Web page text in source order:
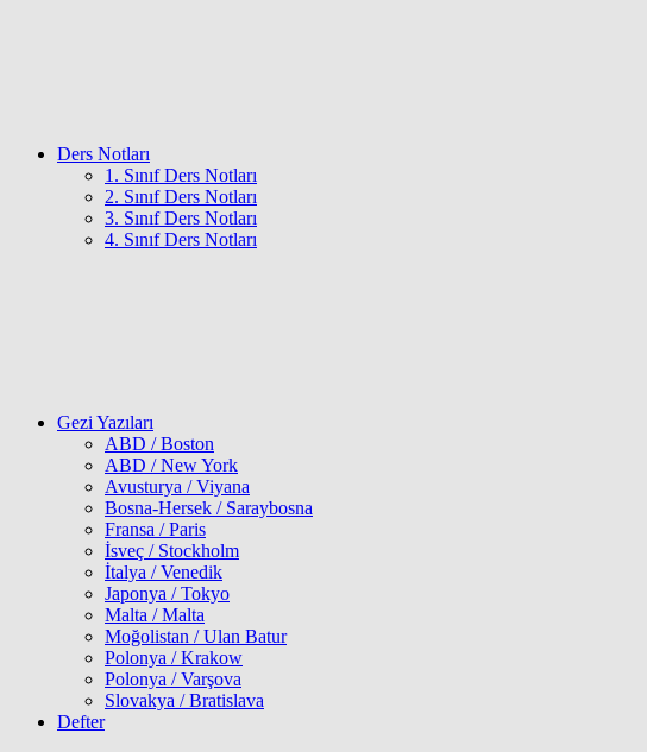
Ders Notları
1. Sınıf Ders Notları
2. Sınıf Ders Notları
3. Sınıf Ders Notları
4. Sınıf Ders Notları
Gezi Yazıları
ABD / Boston
ABD / New York
Avusturya / Viyana
Bosna-Hersek / Saraybosna
Fransa / Paris
İsveç / Stockholm
İtalya / Venedik
Japonya / Tokyo
Malta / Malta
Moğolistan / Ulan Batur
Polonya / Krakow
Polonya / Varşova
Slovakya / Bratislava
Defter